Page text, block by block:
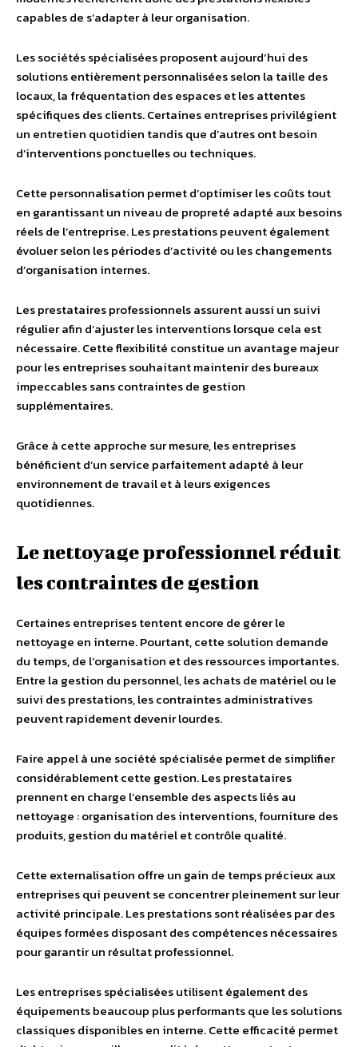
capables de s’adapter à leur organisation.
Les sociétés spécialisées proposent aujourd’hui des
solutions entièrement personnalisées selon la taille des
locaux, la fréquentation des espaces et les attentes
spécifiques des clients. Certaines entreprises privilégient
un entretien quotidien tandis que d’autres ont besoin
d’interventions ponctuelles ou techniques.
Cette personnalisation permet d’optimiser les coûts tout
en garantissant un niveau de propreté adapté aux besoins
réels de l’entreprise. Les prestations peuvent également
évoluer selon les périodes d’activité ou les changements
d’organisation internes.
Les prestataires professionnels assurent aussi un suivi
régulier afin d’ajuster les interventions lorsque cela est
nécessaire. Cette flexibilité constitue un avantage majeur
pour les entreprises souhaitant maintenir des bureaux
impeccables sans contraintes de gestion
supplémentaires.
Grâce à cette approche sur mesure, les entreprises
bénéficient d’un service parfaitement adapté à leur
environnement de travail et à leurs exigences
quotidiennes.
Le nettoyage professionnel réduit
les contraintes de gestion
Certaines entreprises tentent encore de gérer le
nettoyage en interne. Pourtant, cette solution demande
du temps, de l’organisation et des ressources importantes.
Entre la gestion du personnel, les achats de matériel ou le
suivi des prestations, les contraintes administratives
peuvent rapidement devenir lourdes.
Faire appel à une société spécialisée permet de simplifier
considérablement cette gestion. Les prestataires
prennent en charge l’ensemble des aspects liés au
nettoyage : organisation des interventions, fourniture des
produits, gestion du matériel et contrôle qualité.
Cette externalisation offre un gain de temps précieux aux
entreprises qui peuvent se concentrer pleinement sur leur
activité principale. Les prestations sont réalisées par des
équipes formées disposant des compétences nécessaires
pour garantir un résultat professionnel.
Les entreprises spécialisées utilisent également des
équipements beaucoup plus performants que les solutions
classiques disponibles en interne. Cette efficacité permet